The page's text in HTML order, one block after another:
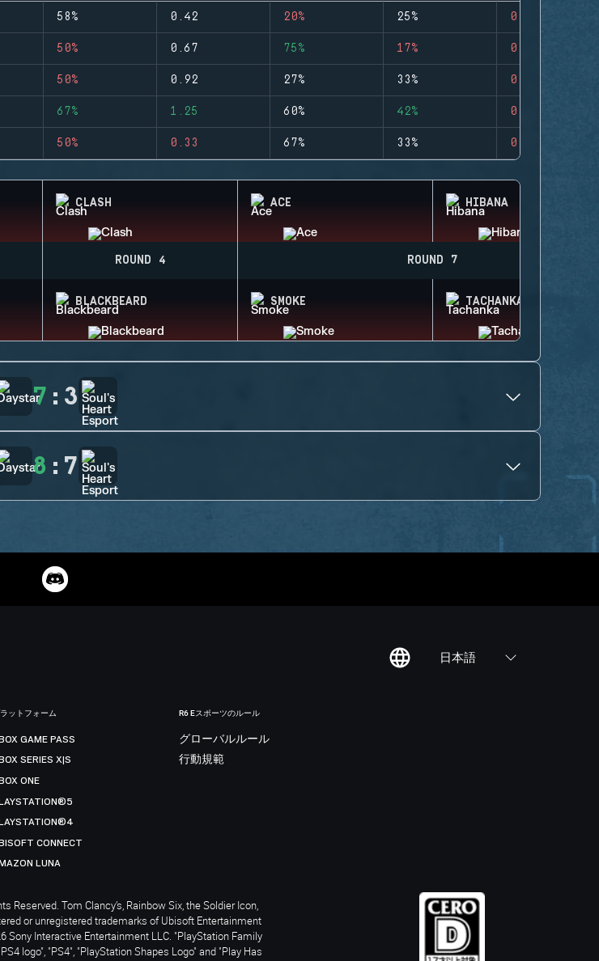
58% 0.42 20% 25% 0
50% 0.67 75% 17% 0
50% 0.92 27% 33% 0
67% 1.25 60% 42% 0
50% 0.33 67% 33% 0
CLASH ACE HIBANA
ROUND 4 ROUND 7
BLACKBEARD SMOKE TACHANKA
7 : 3
8 : 7
日本語
ットフォーム
GAME PASS
SERIES X|S
ONE
CONNECT
LUNA
R6 Eスポーツのルール
グローバルルール
行動規範
Reserved. Tom Clancy’s, Rainbow Six, the Soldier Icon,
or unregistered trademarks of Ubisoft Entertainment
Sony Interactive Entertainment LLC. "PlayStation Family
logo", "PS4", "PlayStation Shapes Logo" and "Play Has